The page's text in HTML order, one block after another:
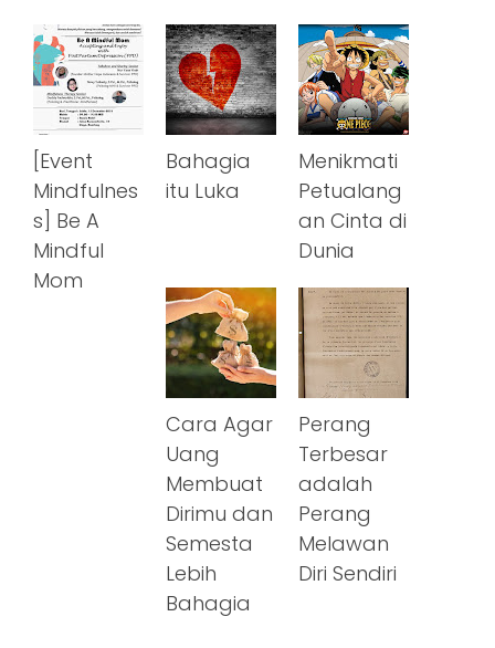
[Event
Mindfulnes
s] Be A
Mindful
Mom
Bahagia
itu Luka
Menikmati
Petualang
an Cinta di
Dunia
Cara Agar
Uang
Membuat
Dirimu dan
Semesta
Lebih
Bahagia
Perang
Terbesar
adalah
Perang
Melawan
Diri Sendiri